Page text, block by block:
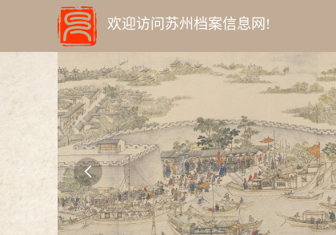
欢迎访问苏州档案信息网!
